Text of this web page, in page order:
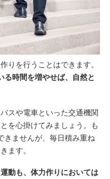
りを行うことはできます。
る時間を増やせば、自然と
スや電車といった交通機関
を心掛けてみましょう。も
きませんが、毎日積み重ね
ます。
動も、体力作りにおいては